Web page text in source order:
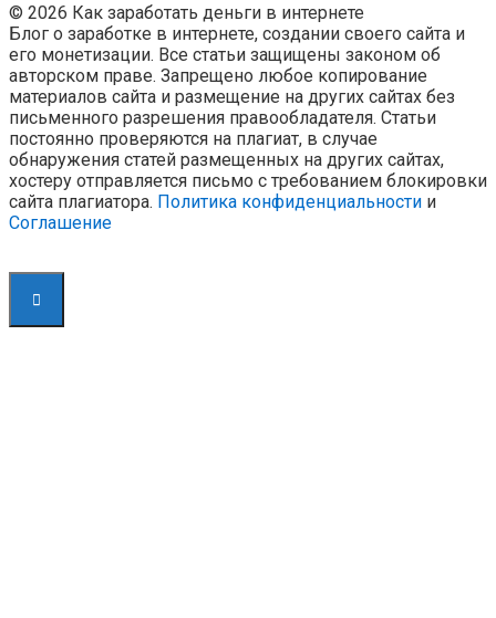
© 2026 Как заработать деньги в интернете
Блог о заработке в интернете, создании своего сайта и
его монетизации. Все статьи защищены законом об
авторском праве. Запрещено любое копирование
материалов сайта и размещение на других сайтах без
письменного разрешения правообладателя. Статьи
постоянно проверяются на плагиат, в случае
обнаружения статей размещенных на других сайтах,
хостеру отправляется письмо с требованием блокировки
сайта плагиатора. Политика конфиденциальности и
Соглашение